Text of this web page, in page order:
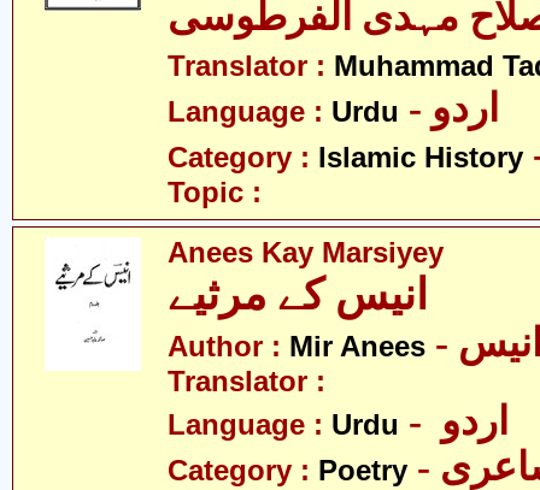
مہدی الفرطوسی
Translator : Muhammad
Language : Urdu - اردو
Category : Islamic History
Topic :
Anees Kay Marsiyey
انیس کے مرثیے
Author : Mir Anees
Translator :
Language : Urdu
Category : Poetry